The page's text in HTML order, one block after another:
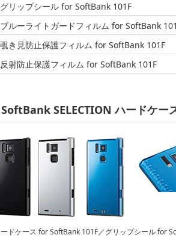
グリップシール for SoftBank 101F
ブルーライトガードフィルム for SoftBank
覗き見防止保護フィルム for SoftBank 101F
反射防止保護フィルム for SoftBank 101F
SoftBank SELECTION ハードケ
ドケース for SoftBank 101F／グリップシール for